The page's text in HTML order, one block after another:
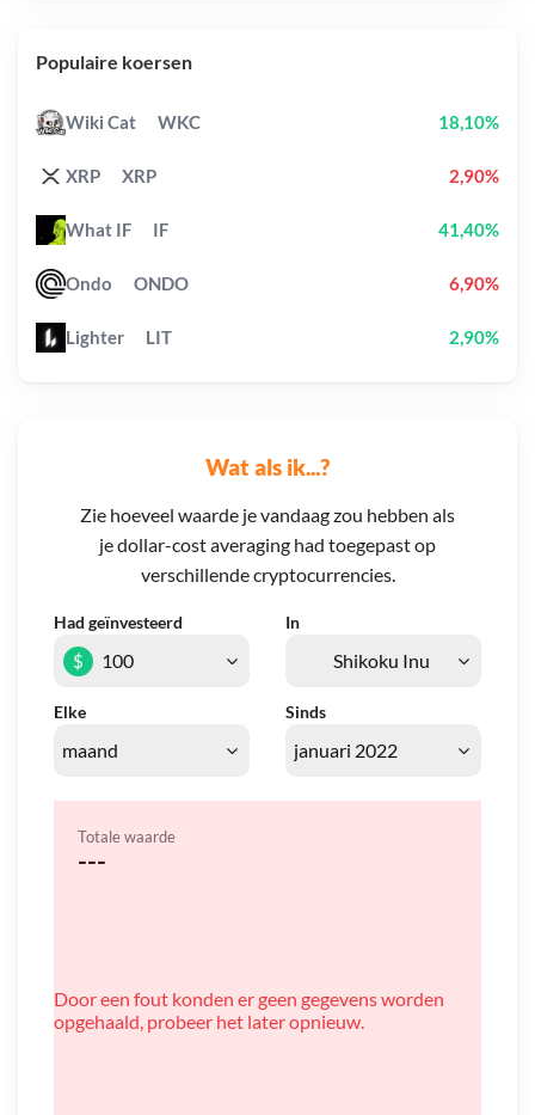
Wat als ik...?
Zie hoeveel waarde je vandaag zou hebben als
je dollar-cost averaging had toegepast op
verschillende cryptocurrencies.
Had geïnvesteerd In
Elke Sinds
$
Totale waarde
---
Door een fout konden er geen gegevens worden
opgehaald, probeer het later opnieuw.
Populaire koersen
Wiki Cat WKC 18,10%
XRP XRP 2,90%
What IF IF 41,40%
Ondo ONDO 6,90%
Lighter LIT 2,90%